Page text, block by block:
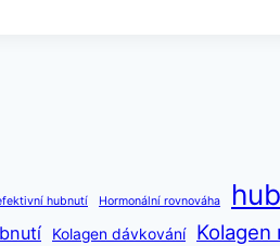
hubnutí Hormonální rovnováha
Kolagen dávkování Kolagen